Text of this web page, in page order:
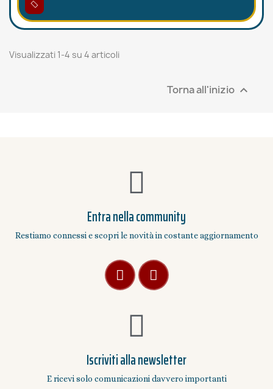
Visualizzati 1-4 su 4 articoli
Torna all'inizio 
Entra nella community
Restiamo connessi e scopri le novità in costante aggiornamento
Iscriviti alla newsletter
E ricevi solo comunicazioni davvero importanti